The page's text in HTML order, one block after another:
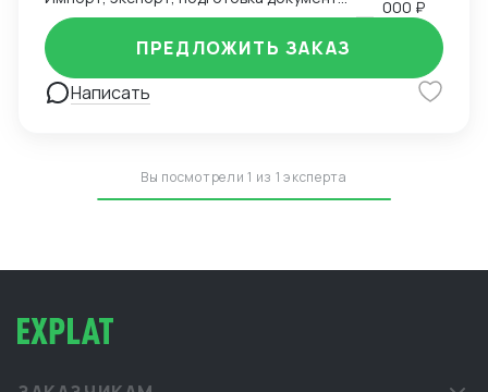
000 ₽
Написать
ПРЕДЛОЖИТЬ ЗАКАЗ
Вы посмотрели 1 из 1 эксперта